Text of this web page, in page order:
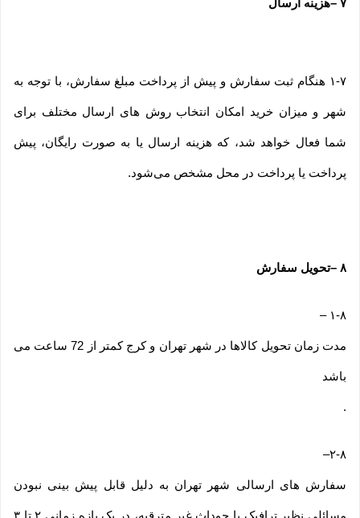
۷ –هزینه ارسال
۱-۷ هنگام ثبت سفارش و پیش از پرداخت مبلغ سفارش، با توجه به
شهر و میزان خرید امکان انتخاب روش های ارسال مختلف برای
شما فعال خواهد شد، که هزینه ارسال یا به صورت رایگان، پیش
پرداخت یا پرداخت در محل مشخص می‌شود.
۸ –تحویل سفارش
۱-۸ –
مدت زمان تحویل کالاها در شهر تهران و کرج کمتر از 72 ساعت می
باشد
.
۲-۸–
سفارش های ارسالی شهر تهران به دلیل قابل پیش بینی نبودن
مسائلی نظیر ترافیک یا حوداث غیر مترقبه، در یک بازه زمانی ۲ تا ۳